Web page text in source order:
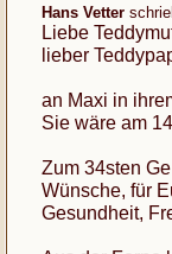
Hans Vetter
Liebe
lieber
an Maxi in
Sie wäre am
Zum 34sten
Wünsche, für
Gesundheit,